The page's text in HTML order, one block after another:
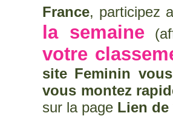
France, participez
la semaine
votre
site Feminin
vous montez
sur la page Lien de